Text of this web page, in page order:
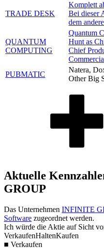
TRADE DESK
Komplett
Bei dieser
dem
QUANTUM
COMPUTING
Quantum
Hunt as
Chief
PUBMATIC
Natera,
Other Big
Aktuelle
GROUP
Das Unternehmen INFINITE
Software zugeordnet werden.
Ich würde die Aktie auf Sicht
VerkaufenHaltenKaufen
■ Verkaufen